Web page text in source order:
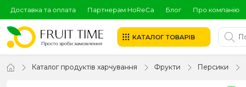
Доставка та оплата Партнерам HoReCa Блог Про компанію
КАТАЛОГ ТОВАРІВ
Каталог продуктів харчування Фрукти Персики